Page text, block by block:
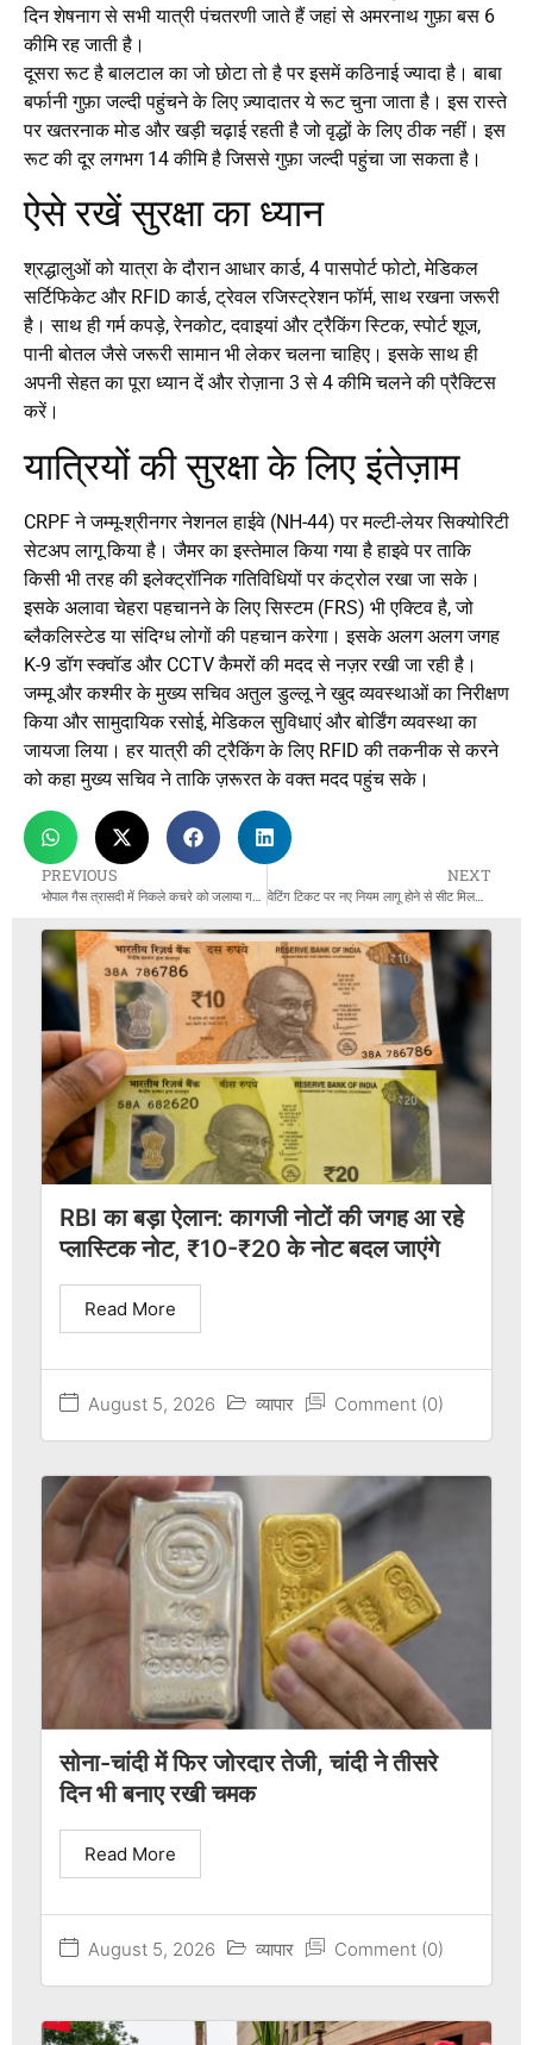
दिन शेषनाग से सभी यात्री पंचतरणी जाते हैं जहां से अमरनाथ गुफ़ा बस 6
कीमि रह जाती है।
दूसरा रूट है बालटाल का जो छोटा तो है पर इसमें कठिनाई ज्यादा है। बाबा
बर्फानी गुफ़ा जल्दी पहुंचने के लिए ज़्यादातर ये रूट चुना जाता है। इस रास्ते
पर खतरनाक मोड और खड़ी चढ़ाई रहती है जो वृद्धों के लिए ठीक नहीं। इस
रूट की दूर लगभग 14 कीमि है जिससे गुफ़ा जल्दी पहुंचा जा सकता है।
ऐसे रखें सुरक्षा का ध्यान
श्रद्धालुओं को यात्रा के दौरान आधार कार्ड, 4 पासपोर्ट फोटो, मेडिकल
सर्टिफिकेट और RFID कार्ड, ट्रेवल रजिस्ट्रेशन फॉर्म, साथ रखना जरूरी
है। साथ ही गर्म कपड़े, रेनकोट, दवाइयां और ट्रैकिंग स्टिक, स्पोर्ट शूज,
पानी बोतल जैसे जरूरी सामान भी लेकर चलना चाहिए। इसके साथ ही
अपनी सेहत का पूरा ध्यान दें और रोज़ाना 3 से 4 कीमि चलने की प्रैक्टिस
करें।
यात्रियों की सुरक्षा के लिए इंतेज़ाम
CRPF ने जम्मू-श्रीनगर नेशनल हाईवे (NH-44) पर मल्टी-लेयर सिक्योरिटी
सेटअप लागू किया है। जैमर का इस्तेमाल किया गया है हाइवे पर ताकि
किसी भी तरह की इलेक्ट्रॉनिक गतिविधियों पर कंट्रोल रखा जा सके।
इसके अलावा चेहरा पहचानने के लिए सिस्टम (FRS) भी एक्टिव है, जो
ब्लैकलिस्टेड या संदिग्ध लोगों की पहचान करेगा। इसके अलग अलग जगह
K-9 डॉग स्क्वॉड और CCTV कैमरों की मदद से नज़र रखी जा रही है।
जम्मू और कश्मीर के मुख्य सचिव अतुल डुल्लू ने खुद व्यवस्थाओं का निरीक्षण
किया और सामुदायिक रसोई, मेडिकल सुविधाएं और बोर्डिंग व्यवस्था का
जायजा लिया। हर यात्री की ट्रैकिंग के लिए RFID की तकनीक से करने
को कहा मुख्य सचिव ने ताकि ज़रूरत के वक्त मदद पहुंच सके।
PREVIOUS NEXT
वेटिंग टिकट पर नए नियम लागू होने से सीट मिलना और भी मुश्किल
RBI का बड़ा ऐलान: कागजी नोटों की जगह आ रहे
प्लास्टिक नोट, ₹10-₹20 के नोट बदल जाएंगे
August 5, 2026 व्यापार Comment (0)
Read More
सोना-चांदी में फिर जोरदार तेजी, चांदी ने तीसरे
दिन भी बनाए रखी चमक
August 5, 2026 व्यापार Comment (0)
Read More